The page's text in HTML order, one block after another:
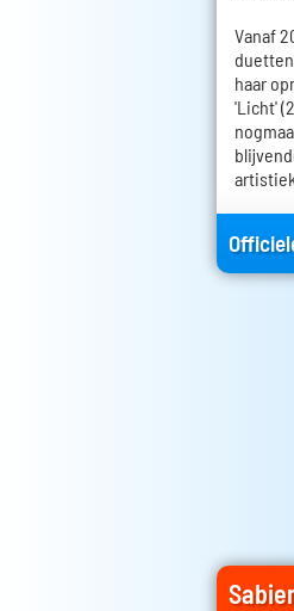
Vanaf
haar
'Licht'